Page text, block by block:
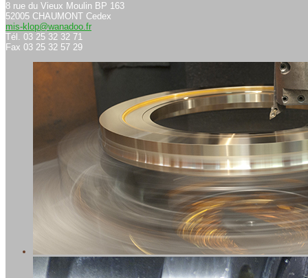
8 rue du Vieux Moulin BP 163
52005 CHAUMONT Cedex
mis-klop@wanadoo.fr
Tél. 03 25 32 32 71
Fax 03 25 32 57 29